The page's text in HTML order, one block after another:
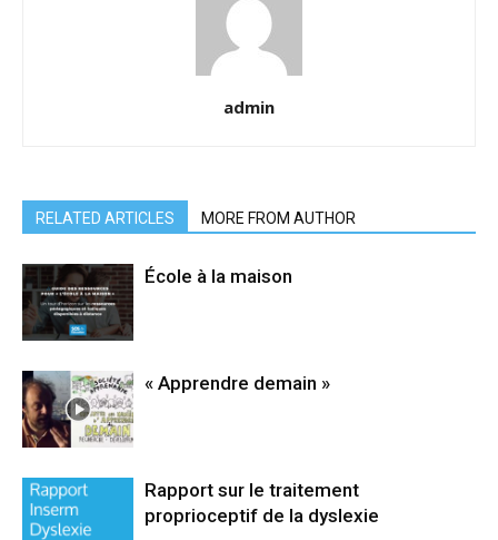
admin
RELATED ARTICLES MORE FROM AUTHOR
École à la maison
« Apprendre demain »
Rapport sur le traitement
proprioceptif de la dyslexie